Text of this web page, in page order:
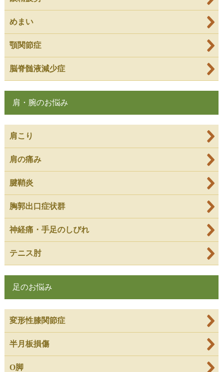
めまい
顎関節症
脳脊髄液減少症
肩・腕のお悩み
肩こり
肩の痛み
腱鞘炎
胸郭出口症状群
神経痛・手足のしびれ
テニス肘
足のお悩み
変形性膝関節症
半月板損傷
O脚